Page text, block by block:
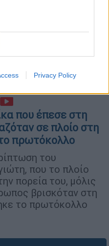
Privacy Policy
που έπεσε στη
σε πλοίο στη
πρωτόκολλο
του
που το πλοίο
πορεία του, μόλις
βρισκόταν στη
το πρωτόκολλο